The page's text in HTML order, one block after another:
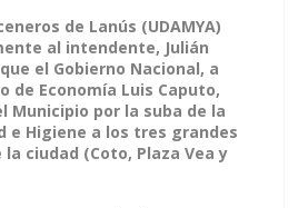
de Lanús (UDAMYA)
al intendente, Julián
el Gobierno Nacional, a
de Economía Luis Caputo,
Municipio por la suba de la
e Higiene a los tres grandes
ciudad (Coto, Plaza Vea y